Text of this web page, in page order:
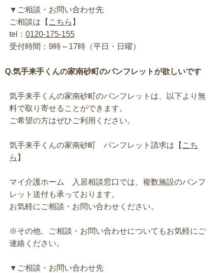
▼ご相談・お問い合わせ先
ご相談は【 こちら 】
tel： 0120-175-155
受付時間：9時～17時（平日・日曜）
Q.気手来手くんの家南砂町のパンフレットが欲しいです
気手来手くんの家南砂町のパンフレットは、以下より無
料で取り寄せることができます。
ご希望の方はぜひご利用ください。
気手来手くんの家南砂町 パンフレット請求は【 こち
ら 】
マイ介護ホーム 入居相談窓口では、複数施設のパンフ
レット送付も承っております。
お気軽にご相談・お問い合わせください。
※その他、ご相談・お問い合わせについてもお気軽にご
連絡ください。
▼ご相談・お問い合わせ先